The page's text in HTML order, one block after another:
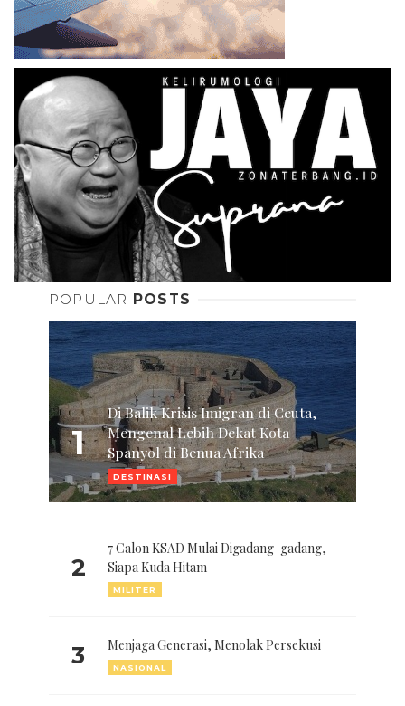
POPULAR POSTS
1
Di Balik Krisis Imigran di Ceuta,
Mengenal Lebih Dekat Kota
Spanyol di Benua Afrika
DESTINASI
2
7 Calon KSAD Mulai Digadang-gadang,
Siapa Kuda Hitam
MILITER
3 Menjaga Generasi, Menolak Persekusi
NASIONAL